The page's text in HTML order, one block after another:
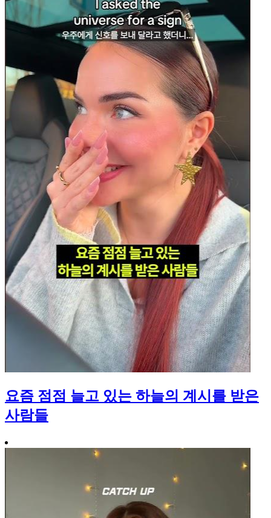
요즘 점점 늘고 있는 하늘의 계시를 받은
사람들